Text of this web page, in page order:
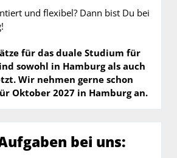
und flexibel? Dann bist Du bei
für das duale Studium für
sowohl in Hamburg als auch
Wir nehmen gerne schon
Oktober 2027 in Hamburg an.
bei uns: